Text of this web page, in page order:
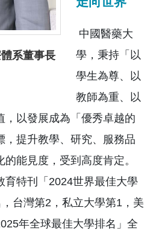
系董事長
中國醫藥大
學，秉持「以
學生為尊、以
教師為重、以
，以發展成為「優秀卓越的
，提升教學、研究、服務品
能見度，受到高度肯定。
育特刊「2024世界最佳大學
台灣第2，私立大學第1，美
年全球最佳大學排名」全